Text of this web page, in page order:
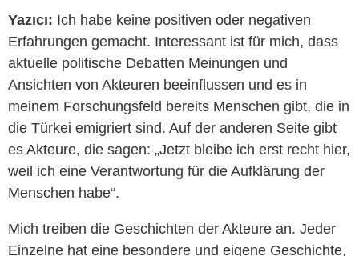
Yazıcı: Ich habe keine positiven oder negativen
Erfahrungen gemacht. Interessant ist für mich, dass
aktuelle politische Debatten Meinungen und
Ansichten von Akteuren beeinflussen und es in
meinem Forschungsfeld bereits Menschen gibt, die in
die Türkei emigriert sind. Auf der anderen Seite gibt
es Akteure, die sagen: „Jetzt bleibe ich erst recht hier,
weil ich eine Verantwortung für die Aufklärung der
Menschen habe“.
Mich treiben die Geschichten der Akteure an. Jeder
Einzelne hat eine besondere und eigene Geschichte,